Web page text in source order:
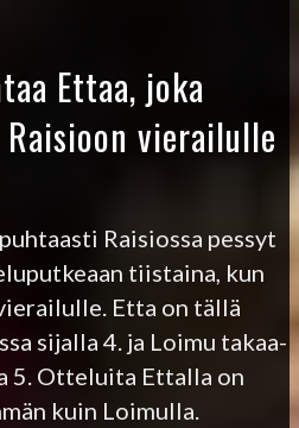
Ettaa, joka
vierailulle
Raisiossa pessyt
tiistaina, kun
Etta on tällä
sijalla 4. ja Loimu takaa-
5. Otteluita Ettalla on
kuin Loimulla.